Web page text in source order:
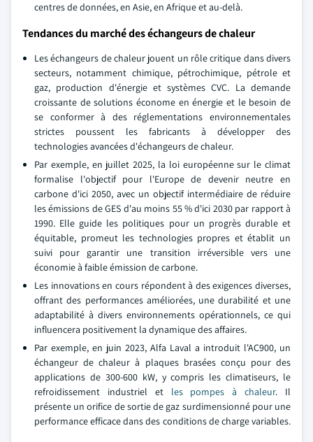
centres de données, en Asie, en Afrique et au-delà.
Tendances du marché des échangeurs de chaleur
Les échangeurs de chaleur jouent un rôle critique dans divers
secteurs, notamment chimique, pétrochimique, pétrole et
gaz, production d'énergie et systèmes CVC. La demande
croissante de solutions économe en énergie et le besoin de
se conformer à des réglementations environnementales
strictes poussent les fabricants à développer des
technologies avancées d'échangeurs de chaleur.
Par exemple, en juillet 2025, la loi européenne sur le climat
formalise l'objectif pour l'Europe de devenir neutre en
carbone d'ici 2050, avec un objectif intermédiaire de réduire
les émissions de GES d'au moins 55 % d'ici 2030 par rapport à
1990. Elle guide les politiques pour un progrès durable et
équitable, promeut les technologies propres et établit un
suivi pour garantir une transition irréversible vers une
économie à faible émission de carbone.
Les innovations en cours répondent à des exigences diverses,
offrant des performances améliorées, une durabilité et une
adaptabilité à divers environnements opérationnels, ce qui
influencera positivement la dynamique des affaires.
Par exemple, en juin 2023, Alfa Laval a introduit l'AC900, un
échangeur de chaleur à plaques brasées conçu pour des
applications de 300-600 kW, y compris les climatiseurs, le
refroidissement industriel et les pompes à chaleur. Il
présente un orifice de sortie de gaz surdimensionné pour une
performance efficace dans des conditions de charge variables.